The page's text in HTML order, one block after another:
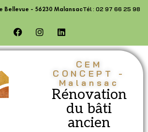
Bellevue - 56230 MalansacTél : 02 97 66 25 98
CEM
CONCEPT -
Malansac
Rénovation
du bâti
ancien